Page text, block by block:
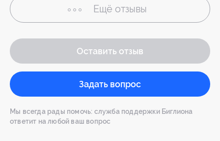
Ещё отзывы
Оставить отзыв
Задать вопрос
Мы всегда рады помочь: служба поддержки Биглиона
ответит на любой ваш вопрос